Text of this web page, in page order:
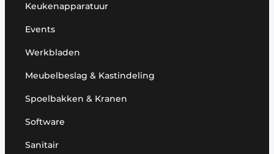
Keukenapparatuur
Events
Werkbladen
Meubelbeslag & Kastindeling
Spoelbakken & Kranen
Software
Sanitair